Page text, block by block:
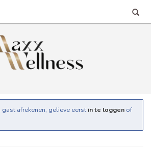
afrekenen, gelieve eerst in te loggen of